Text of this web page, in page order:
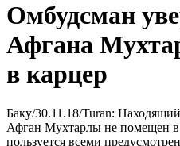
Oмбудсман
Афгана
в карцер
Баку/30.11.18/Turan:
Афган Мухтарлы не помещен
пользуется всеми